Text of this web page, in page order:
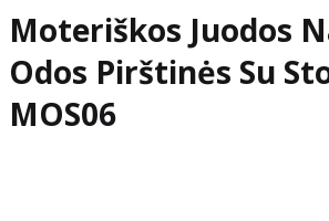
Moteriškos Juodos
Odos Pirštinės Su
MOS06